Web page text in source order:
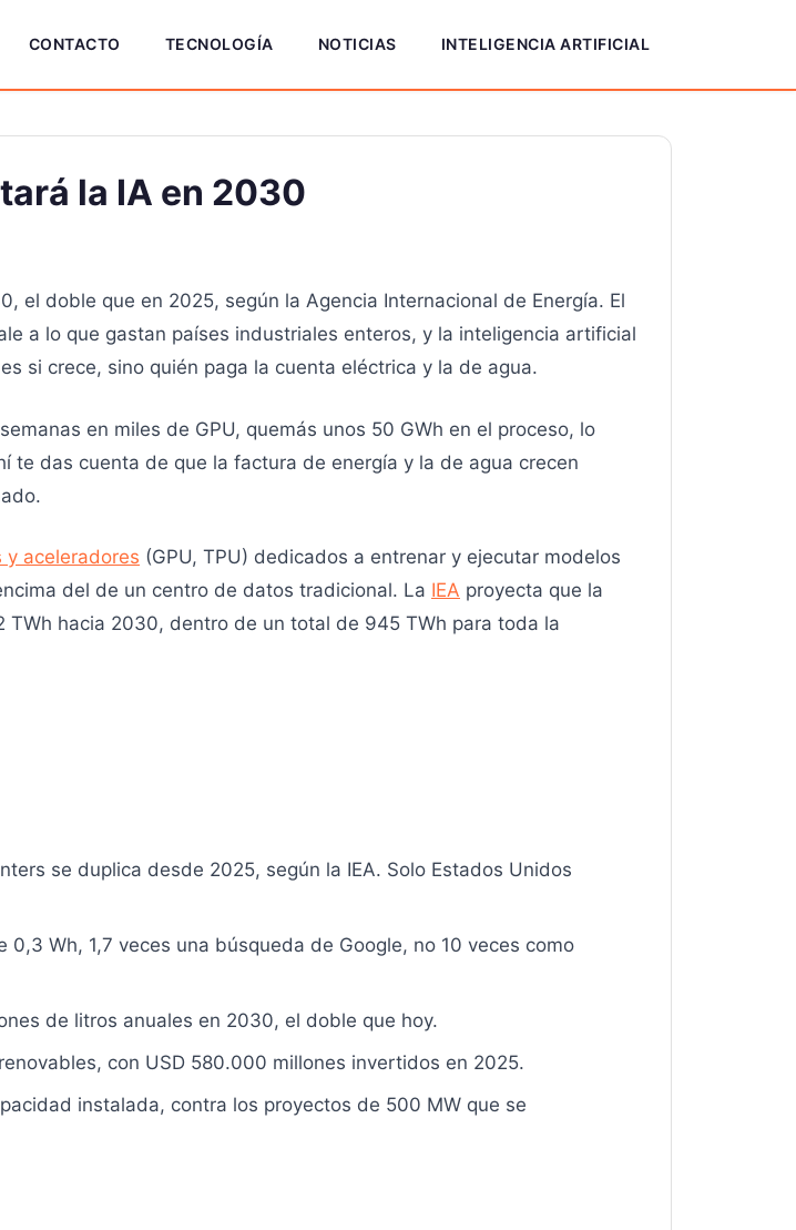
CONTACTO TECNOLOGÍA NOTICIAS INTELIGENCIA ARTIFICIAL
la IA en 2030
el doble que en 2025, según la Agencia Internacional de Energía. El
a lo que gastan países industriales enteros, y la inteligencia artificial
si crece, sino quién paga la cuenta eléctrica y la de agua.
en miles de GPU, quemás unos 50 GWh en el proceso, lo
te das cuenta de que la factura de energía y la de agua crecen
y aceleradores (GPU, TPU) dedicados a entrenar y ejecutar modelos
del de un centro de datos tradicional. La IEA proyecta que la
hacia 2030, dentro de un total de 945 TWh para toda la
se duplica desde 2025, según la IEA. Solo Estados Unidos
0,3 Wh, 1,7 veces una búsqueda de Google, no 10 veces como
de litros anuales en 2030, el doble que hoy.
con USD 580.000 millones invertidos en 2025.
instalada, contra los proyectos de 500 MW que se